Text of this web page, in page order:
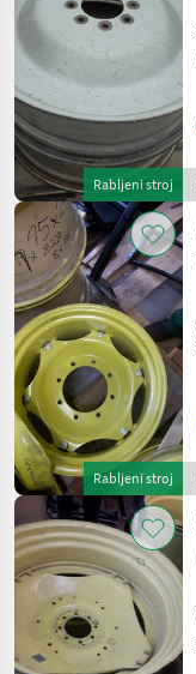
Rabljeni stroj
Rabljeni stroj